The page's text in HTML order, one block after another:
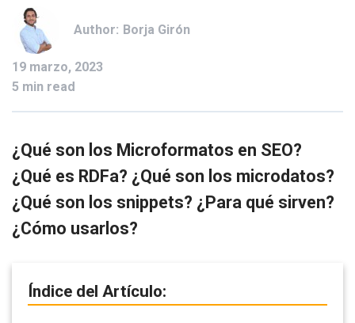
Author: Borja Girón
19 marzo, 2023
5 min read
¿Qué son los Microformatos en SEO?
¿Qué es RDFa? ¿Qué son los microdatos?
¿Qué son los snippets? ¿Para qué sirven?
¿Cómo usarlos?
Índice del Artículo: